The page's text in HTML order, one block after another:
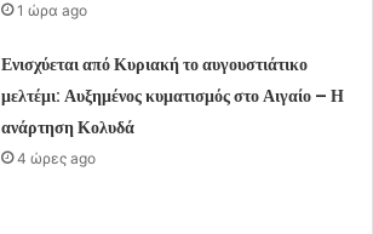
1 ώρα ago
Ενισχύεται από Κυριακή το αυγουστιάτικο
μελτέμι: Αυξημένος κυματισμός στο Αιγαίο – Η
ανάρτηση Κολυδά
4 ώρες ago